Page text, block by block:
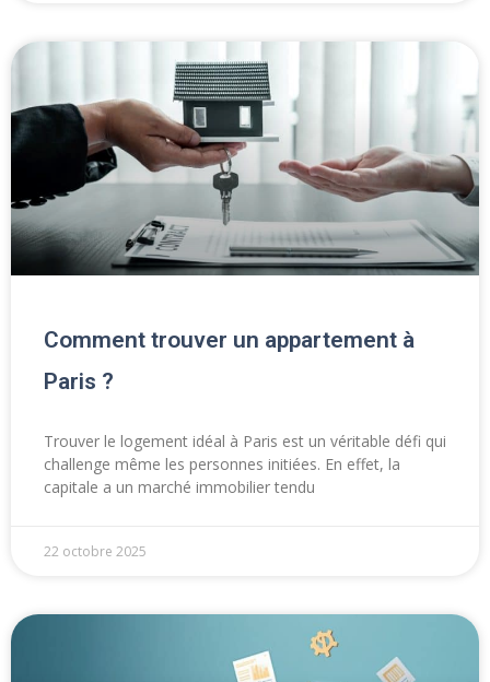
Comment trouver un appartement à
Paris ?
Trouver le logement idéal à Paris est un véritable défi qui
challenge même les personnes initiées. En effet, la
capitale a un marché immobilier tendu
22 octobre 2025